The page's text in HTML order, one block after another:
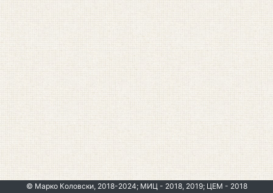
© Марко Коловски, 2018-2024; МИЦ - 2018, 2019; ЦЕМ - 2018